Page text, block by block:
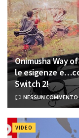
Onimusha Way
le esigenze
Switch 2!
NESSUN COMMENTO
VIDEO